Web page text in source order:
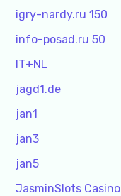
igry-nardy.ru 150
info-posad.ru 50
IT+NL
jagd1.de
jan1
jan3
jan5
JasminSlots Casino